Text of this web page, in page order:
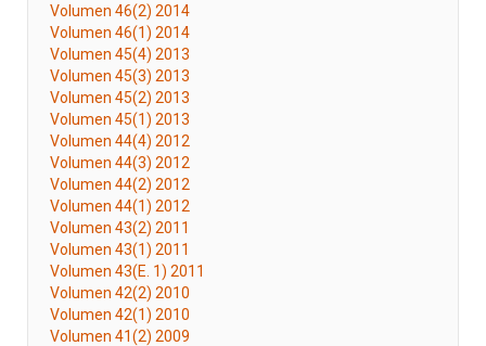
Volumen 46(2) 2014
Volumen 46(1) 2014
Volumen 45(4) 2013
Volumen 45(3) 2013
Volumen 45(2) 2013
Volumen 45(1) 2013
Volumen 44(4) 2012
Volumen 44(3) 2012
Volumen 44(2) 2012
Volumen 44(1) 2012
Volumen 43(2) 2011
Volumen 43(1) 2011
Volumen 43(E. 1) 2011
Volumen 42(2) 2010
Volumen 42(1) 2010
Volumen 41(2) 2009